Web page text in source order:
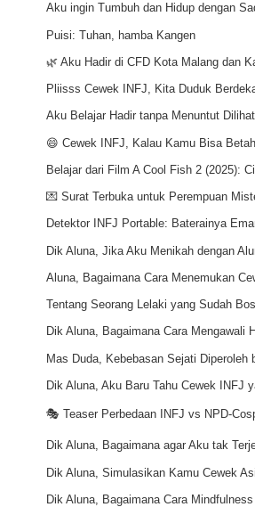
Aku ingin Tumbuh dan Hidup dengan
Puisi: Tuhan, hamba Kangen
🌿 Aku Hadir di CFD Kota Malang dan
Pliisss Cewek INFJ, Kita Duduk
Aku Belajar Hadir tanpa Menuntut
😄 Cewek INFJ, Kalau Kamu Bisa
Belajar dari Film A Cool Fish 2 (2025):
💌 Surat Terbuka untuk Perempuan
Detektor INFJ Portable: Baterainya
Dik Aluna, Jika Aku Menikah dengan
Aluna, Bagaimana Cara Menemukan
Tentang Seorang Lelaki yang Sudah
Dik Aluna, Bagaimana Cara Mengawali
Mas Duda, Kebebasan Sejati Diperoleh
Dik Aluna, Aku Baru Tahu Cewek INFJ
🎭 Teaser Perbedaan INFJ vs NPD-
Dik Aluna, Bagaimana agar Aku tak
Dik Aluna, Simulasikan Kamu Cewek
Dik Aluna, Bagaimana Cara Mindfulness